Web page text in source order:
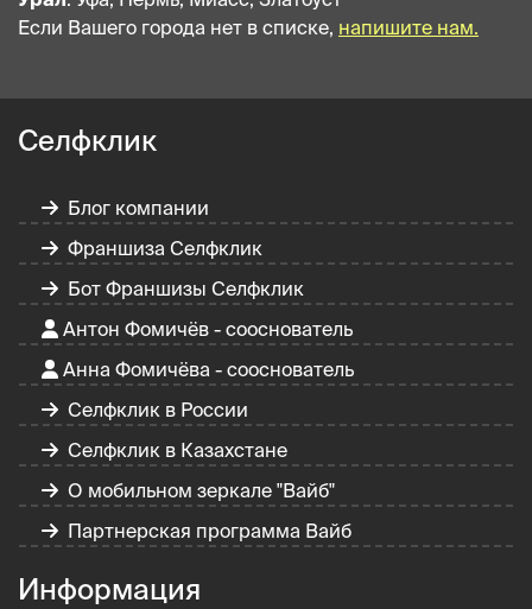
Если Вашего города нет в списке, напишите нам.
Селфклик
Блог компании
Франшиза Селфклик
Бот Франшизы Селфклик
Антон Фомичёв - сооснователь
Анна Фомичёва - сооснователь
Селфклик в России
Селфклик в Казахстане
О мобильном зеркале "Вайб"
Партнерская программа Вайб
Информация